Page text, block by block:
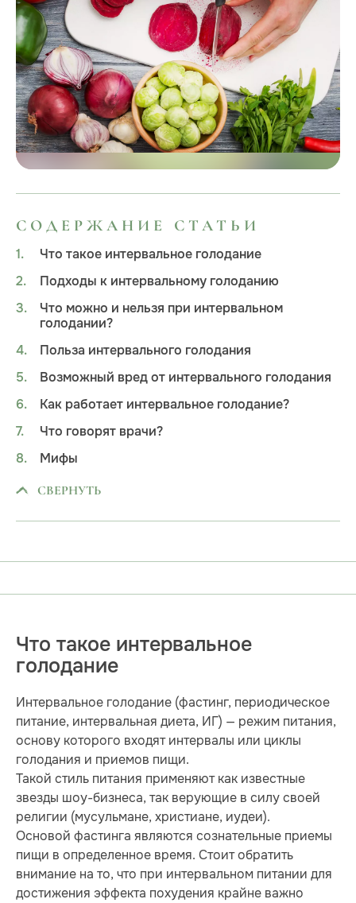
СОДЕРЖАНИЕ СТАТЬИ
Что такое интервальное голодание
Подходы к интервальному голоданию
Что можно и нельзя при интервальном
голодании?
Польза интервального голодания
Возможный вред от интервального голодания
Как работает интервальное голодание?
Что говорят врачи?
Мифы
СВЕРНУТЬ
Что такое интервальное
голодание
Интервальное голодание (фастинг, периодическое
питание, интервальная диета, ИГ) — режим питания,
основу которого входят интервалы или циклы
голодания и приемов пищи.
Такой стиль питания применяют как известные
звезды шоу-бизнеса, так верующие в силу своей
религии (мусульмане, христиане, иудеи).
Основой фастинга являются сознательные приемы
пищи в определенное время. Стоит обратить
внимание на то, что при интервальном питании для
достижения эффекта похудения крайне важно